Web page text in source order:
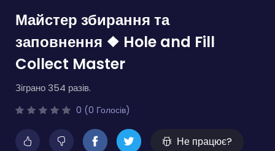
Майстер збирання та
заповнення ❖ Hole and Fill
Collect Master
Зіграно 354 разів.
0 (0 Голосів)
Не працює?